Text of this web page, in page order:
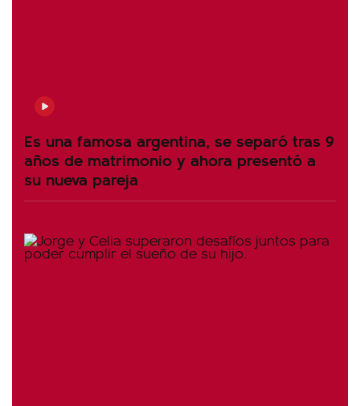
Es una famosa argentina, se separó tras 9
años de matrimonio y ahora presentó a
su nueva pareja